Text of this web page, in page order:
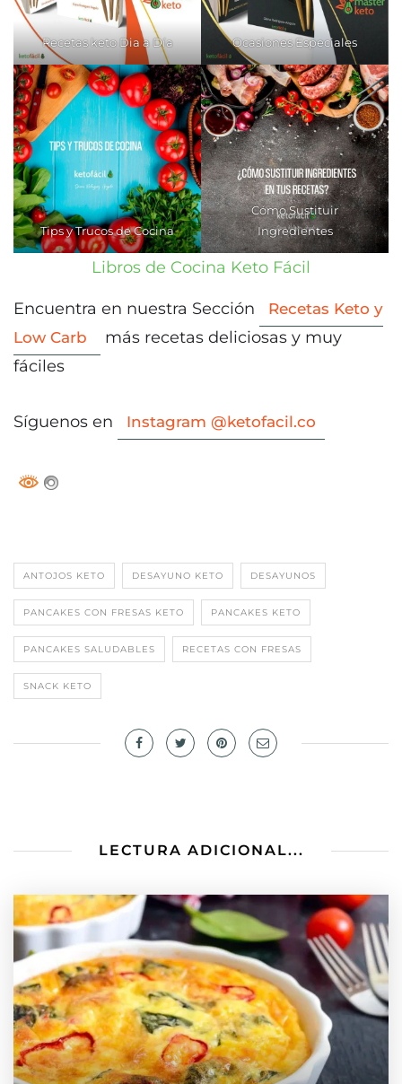
Recetas keto Dia a Día Ocasiones Especiales
Tips y Trucos de Cocina
Cómo Sustituir
Ingredientes
Libros de Cocina Keto Fácil
Encuentra en nuestra Sección
Recetas Keto y
Low Carb
más recetas deliciosas y muy
fáciles
Síguenos en Instagram @ketofacil.co
ANTOJOS KETO DESAYUNO KETO DESAYUNOS
PANCAKES CON FRESAS KETO PANCAKES KETO
PANCAKES SALUDABLES RECETAS CON FRESAS
SNACK KETO
LECTURA ADICIONAL...